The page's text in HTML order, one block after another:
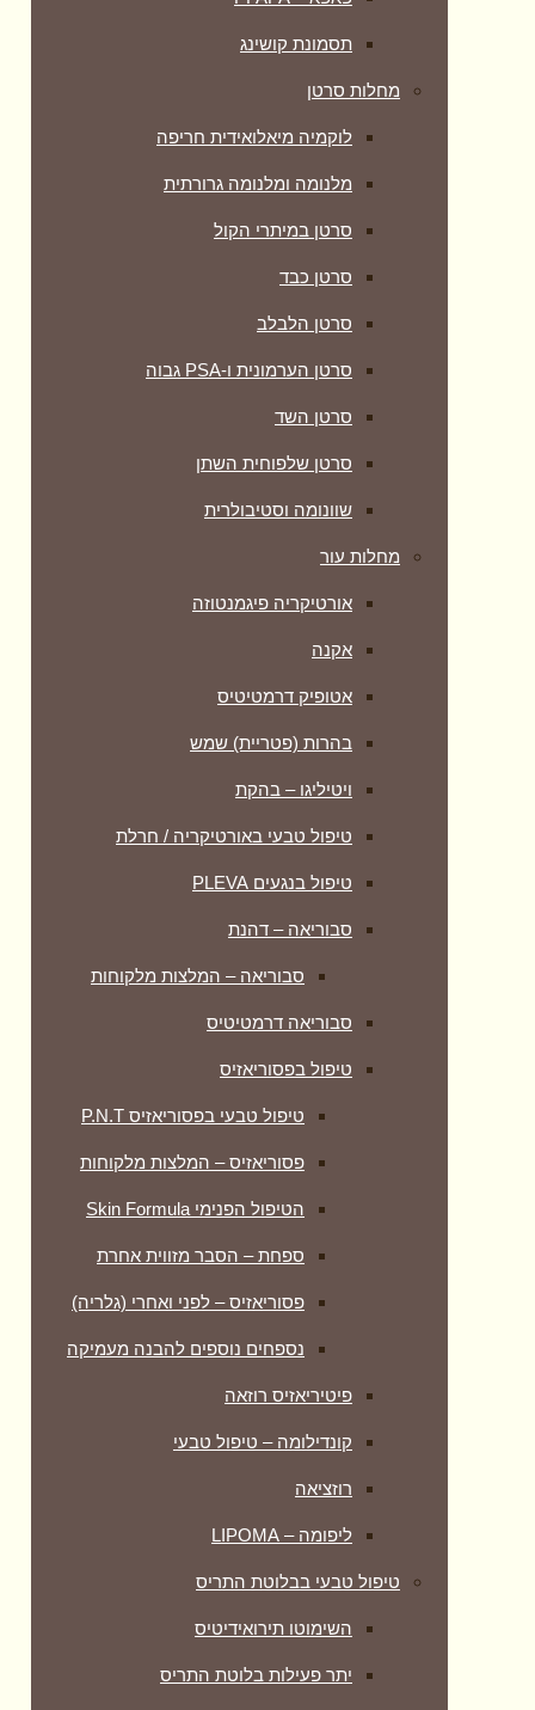
תסמונת קושינג
מחלות סרטן
לוקמיה מיאלואידית חריפה
מלנומה ומלנומה גרורתית
סרטן במיתרי הקול
סרטן כבד
סרטן הלבלב
סרטן הערמונית ו-PSA גבוה
סרטן השד
סרטן שלפוחית השתן
שוונומה וסטיבולרית
מחלות עור
אורטיקריה פיגמנטוזה
אקנה
אטופיק דרמטיטיס
בהרות (פטריית) שמש
ויטיליגו – בהקת
טיפול טבעי באורטיקריה / חרלת
טיפול בנגעים PLEVA
סבוריאה – דהנת
סבוריאה – המלצות מלקוחות
סבוריאה דרמטיטיס
טיפול בפסוריאזיס
טיפול טבעי בפסוריאזיס P.N.T
פסוריאזיס – המלצות מלקוחות
הטיפול הפנימי Skin Formula
ספחת – הסבר מזווית אחרת
פסוריאזיס – לפני ואחרי (גלריה)
נספחים נוספים להבנה מעמיקה
פיטיריאזיס רוזאה
קונדילומה – טיפול טבעי
רוזציאה
ליפומה – LIPOMA
טיפול טבעי בבלוטת התריס
השימוטו תירואידיטיס
יתר פעילות בלוטת התריס